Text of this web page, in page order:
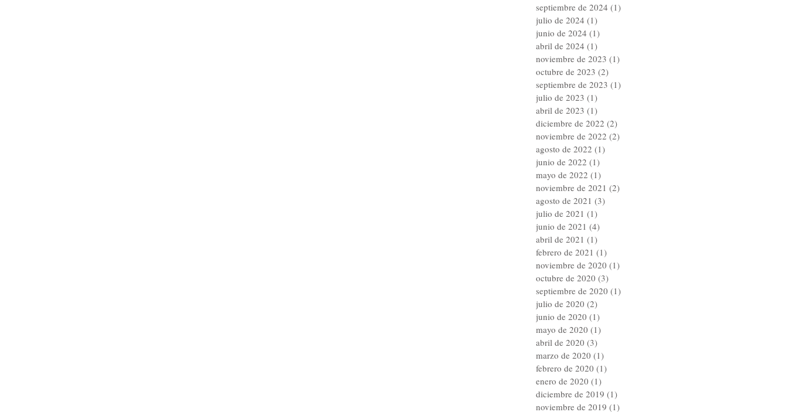
septiembre de 2024 (1)
julio de 2024 (1)
junio de 2024 (1)
abril de 2024 (1)
noviembre de 2023 (1)
octubre de 2023 (2)
septiembre de 2023 (1)
julio de 2023 (1)
abril de 2023 (1)
diciembre de 2022 (2)
noviembre de 2022 (2)
agosto de 2022 (1)
junio de 2022 (1)
mayo de 2022 (1)
noviembre de 2021 (2)
agosto de 2021 (3)
julio de 2021 (1)
junio de 2021 (4)
abril de 2021 (1)
febrero de 2021 (1)
noviembre de 2020 (1)
octubre de 2020 (3)
septiembre de 2020 (1)
julio de 2020 (2)
junio de 2020 (1)
mayo de 2020 (1)
abril de 2020 (3)
marzo de 2020 (1)
febrero de 2020 (1)
enero de 2020 (1)
diciembre de 2019 (1)
noviembre de 2019 (1)